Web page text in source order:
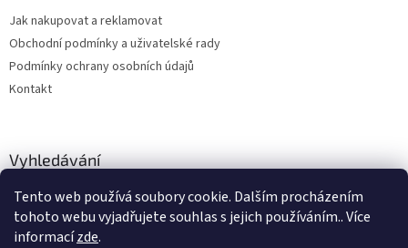
Tento web používá soubory cookie. Dalším procházením
tohoto webu vyjadřujete souhlas s jejich používáním.. Více
informacízde.
Jak nakupovat a reklamovat
Obchodní podmínky a uživatelské rady
Podmínky ochrany osobních údajů
Kontakt
Vyhledávání
HLEDAT